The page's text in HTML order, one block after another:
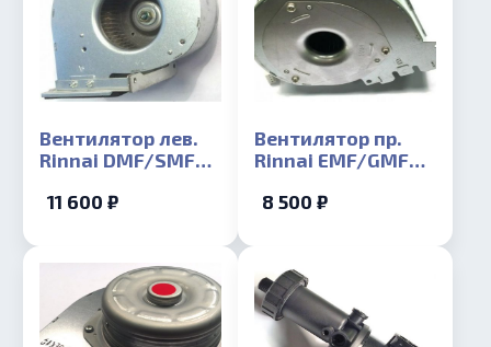
Вентилятор лев.
Rinnai DMF/SMF
11 600 ₽
Вентилятор пр.
Rinnai EMF/GMF
(440010230)
8 500 ₽